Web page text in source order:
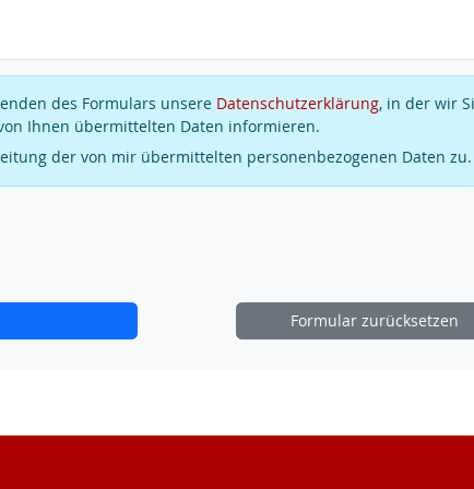
des Formulars unsere Datenschutzerklärung, in der wir
Ihnen übermittelten Daten informieren.
der von mir übermittelten personenbezogenen Daten zu.
Formular zurücksetzen